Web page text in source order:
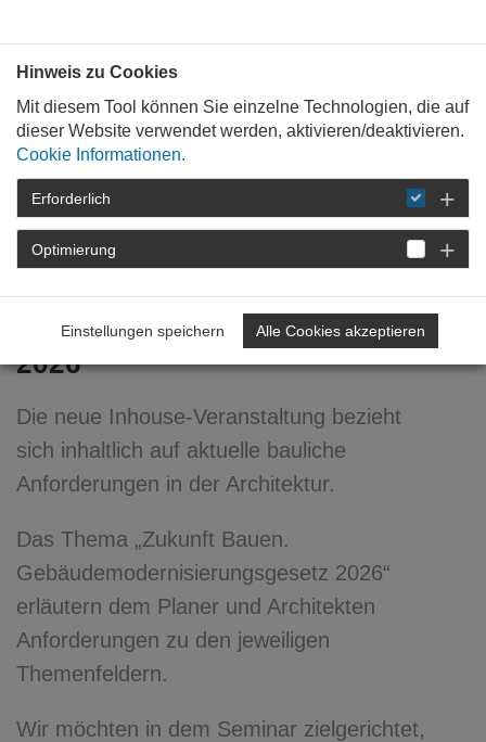
STARTSEITE
DETAIL
Zukunft Bauen.
Gebäudemodernisierungsgesetz
2026
Die neue Inhouse-Veranstaltung bezieht
sich inhaltlich auf aktuelle bauliche
Anforderungen in der Architektur.
Das Thema „Zukunft Bauen.
Gebäudemodernisierungsgesetz 2026“
erläutern dem Planer und Architekten
Anforderungen zu den jeweiligen
Themenfeldern.
Wir möchten in dem Seminar zielgerichtet,
Hinweis zu Cookies
Mit diesem Tool können Sie einzelne Technologien, die auf
dieser Website verwendet werden, aktivieren/deaktivieren.
Cookie Informationen.
Erforderlich
Optimierung
Einstellungen speichern Alle Cookies akzeptieren